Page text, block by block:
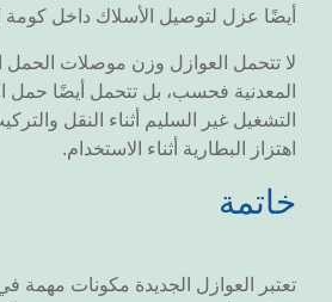
أيضًا عزل لتوصيل الأسلاك داخل
لا تتحمل العوازل وزن موصلات الحمل
المعدنية فحسب، بل تتحمل أيضًا حمل
التشغيل غير السليم أثناء النقل
اهتزاز البطارية أثناء الاستخدام.
خاتمة
تعتبر العوازل الجديدة مكونات مهمة